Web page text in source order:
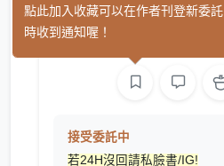
櫻抹茶
接受委託中
若24H沒回請私臉書/IG!
點此加入收藏可以在作者刊登新委託
時收到通知喔！